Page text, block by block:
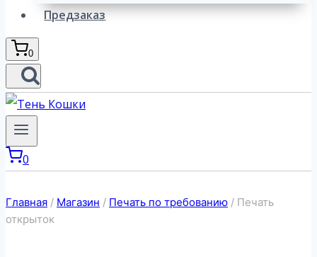
Предзаказ
0
0
Главная / Магазин / Печать по требованию / Печать
открыток